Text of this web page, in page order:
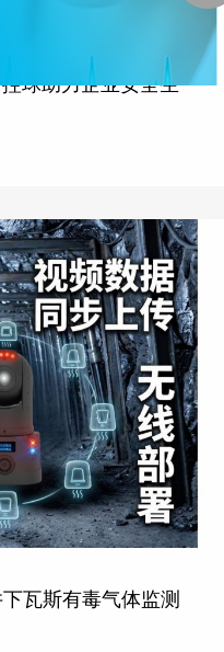
球助力企业安全生
瓦斯有毒气体监测